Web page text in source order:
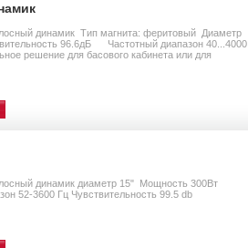
динамик Тип магнита: феритовый Диаметр
96.6дБ Частотный диапазон 40...4000
решение для басового кабинета или для
динамик диаметр 15" Мощность 300Вт
52-3600 Гц Чувствительность 99.5 db